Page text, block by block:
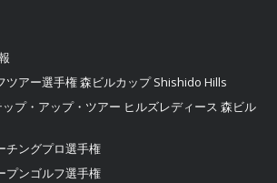
ツアー選手権 森ビルカップ Shishido Hills
ップ・アップ・ツアー ヒルズレディース 森ビル
チングプロ選手権
プンゴルフ選手権